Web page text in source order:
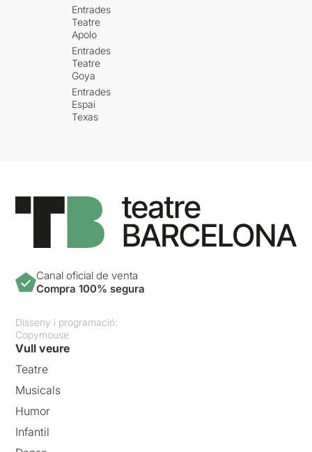
Entrades
Teatre
Apolo
Entrades
Teatre
Goya
Entrades
Espai
Texas
Canal oficial de venta
Compra 100% segura
Disseny i programació:
Copymouse
Vull veure
Teatre
Musicals
Humor
Infantil